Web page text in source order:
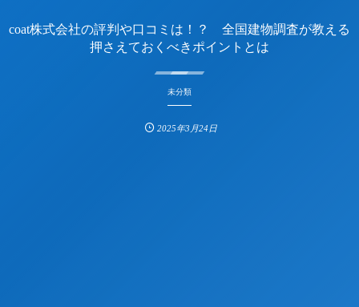
coat株式会社の評判や口コミは！？ 全国建物調査が教える
押さえておくべきポイントとは
未分類
2025年3月24日